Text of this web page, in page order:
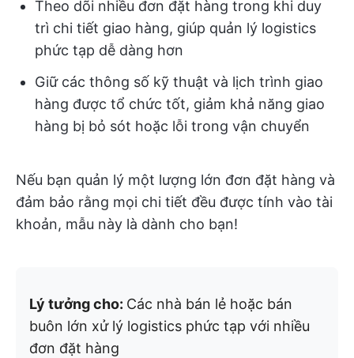
Theo dõi nhiều đơn đặt hàng trong khi duy
trì chi tiết giao hàng, giúp quản lý logistics
phức tạp dễ dàng hơn
Giữ các thông số kỹ thuật và lịch trình giao
hàng được tổ chức tốt, giảm khả năng giao
hàng bị bỏ sót hoặc lỗi trong vận chuyển
Nếu bạn quản lý một lượng lớn đơn đặt hàng và
đảm bảo rằng mọi chi tiết đều được tính vào tài
khoản, mẫu này là dành cho bạn!
Lý tưởng cho: Các nhà bán lẻ hoặc bán
buôn lớn xử lý logistics phức tạp với nhiều
đơn đặt hàng